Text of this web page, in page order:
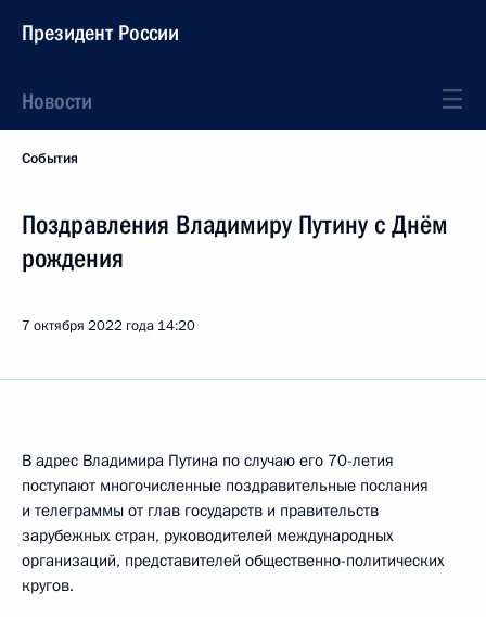
Президент России
Новости
События
Поздравления Владимиру Путину с Днём
рождения
7 октября 2022 года 14:20
В адрес Владимира Путина по случаю его 70-летия
поступают многочисленные поздравительные послания
и телеграммы от глав государств и правительств
зарубежных стран, руководителей международных
организаций, представителей общественно-политических
кругов.